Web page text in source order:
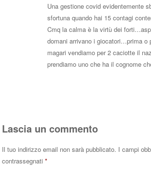
Una gestione covid evidentemente
sfortuna quando hai 15 contagi
Cmq la calma è la virtù dei
domani arrivano i giocatori…prima
magari vendiamo per 2 caciotte il
prendiamo uno che ha il cognome
Lascia un commento
Il tuo indirizzo email non sarà pubblicato. I campi
contrassegnati*